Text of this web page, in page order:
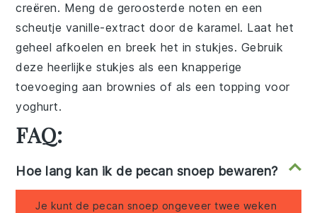
creëren. Meng de geroosterde noten en een
scheutje vanille-extract door de karamel. Laat het
geheel afkoelen en breek het in stukjes. Gebruik
deze heerlijke stukjes als een knapperige
toevoeging aan brownies of als een topping voor
yoghurt.
FAQ:
Hoe lang kan ik de pecan snoep bewaren?
Je kunt de pecan snoep ongeveer twee weken